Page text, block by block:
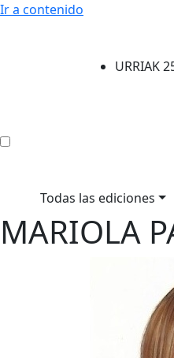
Ir a contenido
URRIAK
Todas las ediciones
MARIOLA